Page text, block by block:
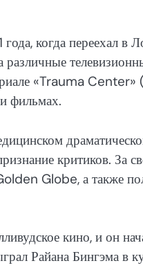
когда переехал в
различные
«Trauma Center»
фильмах.
критиков. За
Globe, а также
кино, и он
Райана Бингэма в